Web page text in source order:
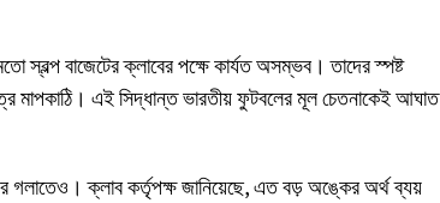
স্বল্প বাজেটের ক্লাবের পক্ষে কার্যত অসম্ভব। তাদের স্পষ্ট
মাপকাঠি। এই সিদ্ধান্ত ভারতীয় ফুটবলের মূল চেতনাকেই আঘাত
ক্লাব কর্তৃপক্ষ জানিয়েছে, এত বড় অঙ্কের অর্থ ব্যয়